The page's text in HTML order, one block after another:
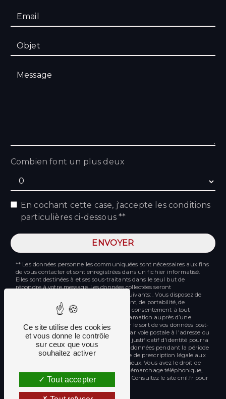
Combien font un plus deux
En cochant cette case, j'accepte les conditions
particulières ci-dessous **
ENVOYER
** Les données personnelles communiquées sont nécessaires aux fins
de vous contacter et sont enregistrées dans un fichier informatisé.
Elles sont destinées à et ses sous-traitants dans le seul but de
répondre à votre message. Les données collectées seront
communiquées aux seuls destinataires suivants: . Vous disposez de
droits d’accès, de rectification, d’effacement, de portabilité, de
limitation, d’opposition, de retrait de votre consentement à tout
moment et du droit d’introduire une réclamation auprès d’une
autorité de contrôle, ainsi que d’organiser le sort de vos données post-
mortem. Vous pouvez exercer ces droits par voie postale à l'adresse ou
par courrier électronique à l'adresse . Un justificatif d'identité pourra
vous être demandé. Nous conservons vos données pendant la période
de prise de contact puis pendant la durée de prescription légale aux
fins probatoires et de gestion des contentieux. Vous avez le droit de
vous inscrire sur la liste d'opposition au démarchage téléphonique,
disponible à cette adresse:Bloctel.gouv.fr
. Consultez le site cnil.fr pour
plus d’informations sur vos droits.
Ce site utilise des cookies
et vous donne le contrôle
sur ceux que vous
souhaitez activer
Tout accepter